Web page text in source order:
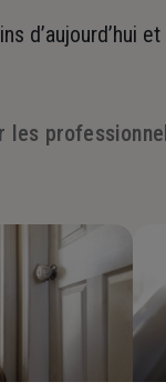
d’aujourd’hui
les